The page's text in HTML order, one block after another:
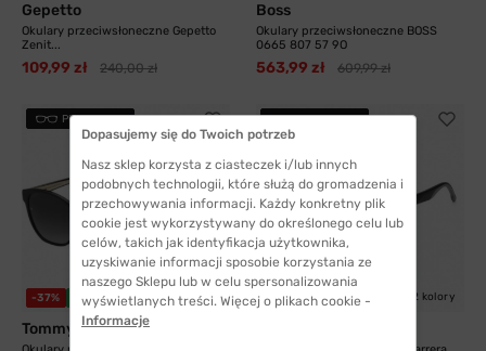
Gepetto
Okulary przeciwsłoneczne Gepetto
Zenit...
109,99 zł 240,00 zł
Boss
Okulary przeciwsłoneczne BOSS
0665 807 57 9O
563,99 zł 609,99 zł
PRZYMIERZ
-37% WYSYŁKA 24H 2 kolory
Tommy Hilfiger
PRZYMIERZ
-21% WYSYŁKA 24H 2 kolory
Dopasujemy się do Twoich potrzeb
Nasz sklep korzysta z ciasteczek i/lub innych
podobnych technologii, które służą do gromadzenia i
przechowywania informacji. Każdy konkretny plik
cookie jest wykorzystywany do określonego celu lub
celów, takich jak identyfikacja użytkownika,
uzyskiwanie informacji sposobie korzystania ze
naszego Sklepu lub w celu spersonalizowania
wyświetlanych treści. Więcej o plikach cookie -
Informacje